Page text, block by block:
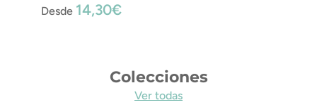
Desde 14,30€
Colecciones
Ver todas